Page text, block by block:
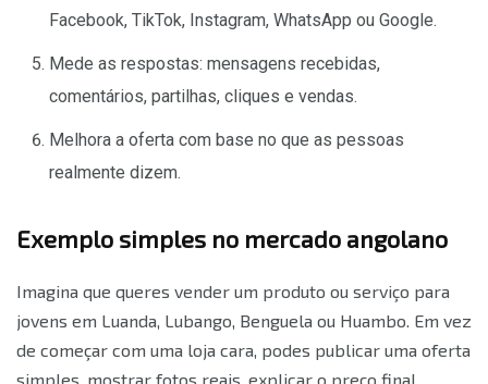
Facebook, TikTok, Instagram, WhatsApp ou Google.
Mede as respostas: mensagens recebidas,
comentários, partilhas, cliques e vendas.
Melhora a oferta com base no que as pessoas
realmente dizem.
Exemplo simples no mercado angolano
Imagina que queres vender um produto ou serviço para
jovens em Luanda, Lubango, Benguela ou Huambo. Em vez
de começar com uma loja cara, podes publicar uma oferta
simples, mostrar fotos reais, explicar o preço final,